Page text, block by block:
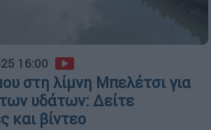
16:00
στη λίμνη Μπελέτσι για
υδάτων: Δείτε
και βίντεο